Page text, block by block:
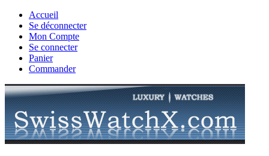
Accueil
Se déconnecter
Mon Compte
Se connecter
Panier
Commander